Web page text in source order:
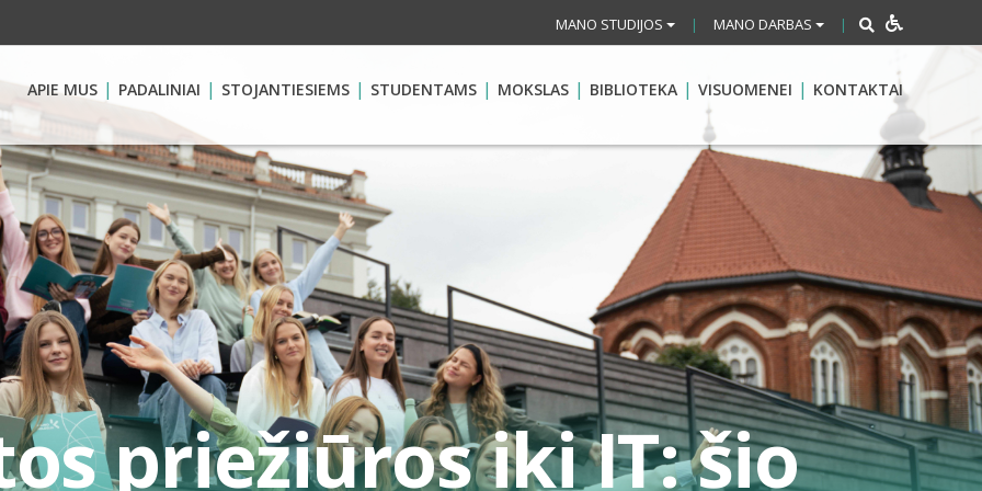
MANO STUDIJOS | MANO DARBAS |
APIE MUS PADALINIAI STOJANTIESIEMS STUDENTAMS MOKSLAS BIBLIOTEKA VISUOMENEI KONTAKTAI
priežiūros iki IT: šio